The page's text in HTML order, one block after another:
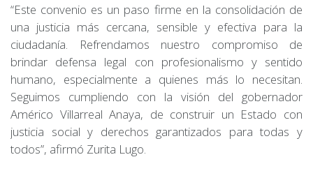
“Este convenio es un paso firme en la consolidación de
una justicia más cercana, sensible y efectiva para la
ciudadanía. Refrendamos nuestro compromiso de
brindar defensa legal con profesionalismo y sentido
humano, especialmente a quienes más lo necesitan.
Seguimos cumpliendo con la visión del gobernador
Américo Villarreal Anaya, de construir un Estado con
justicia social y derechos garantizados para todas y
todos”, afirmó Zurita Lugo.